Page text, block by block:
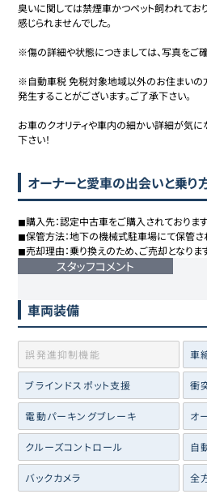
臭いに関しては禁煙車かつペット飼われてお
感じられませんでした。
※傷の詳細や状態につきましては、写真をご
※自動車税 免税対象地域以外のお住まいの
発生することがございます。ご了承下さい。
お車のクオリティや車内の細かい詳細が気
下さい！
オーナーと愛車の出会いと乗り
◼︎購入先：認定中古車をご購入されております
◼︎保管方法：地下の機械式駐車場にて保管さ
◼︎売却理由：乗り換えのため、ご売却となります
スタッフコメント
車両装備
誤発進抑制機能 車
ブラインドスポット支援 衝
電動パーキングブレーキ オ
クルーズコントロール 自
バックカメラ 全